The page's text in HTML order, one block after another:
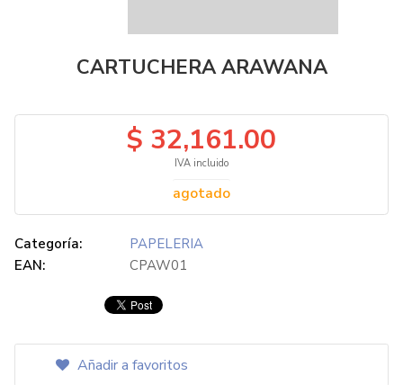
CARTUCHERA ARAWANA
$ 32,161.00
IVA incluido
agotado
Categoría:
PAPELERIA
EAN:
CPAW01
Añadir a favoritos